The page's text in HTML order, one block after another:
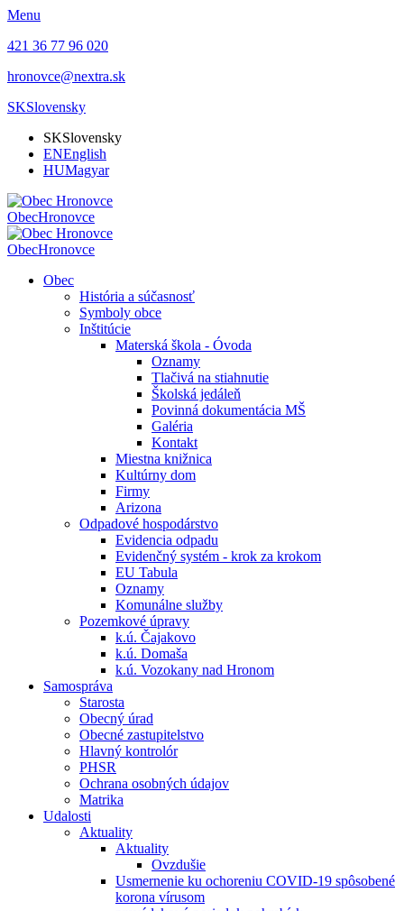
Menu
421 36 77 96 020
hronovce@nextra.sk
SKSlovensky
SKSlovensky
ENEnglish
HUMagyar
ObecHronovce
ObecHronovce
Obec
História a súčasnosť
Symboly obce
Inštitúcie
Materská škola - Óvoda
Oznamy
Tlačivá na stiahnutie
Školská jedáleň
Povinná dokumentácia MŠ
Galéria
Kontakt
Miestna knižnica
Kultúrny dom
Firmy
Arizona
Odpadové hospodárstvo
Evidencia odpadu
Evidenčný systém - krok za krokom
EU Tabula
Oznamy
Komunálne služby
Pozemkové úpravy
k.ú. Čajakovo
k.ú. Domaša
k.ú. Vozokany nad Hronom
Samospráva
Starosta
Obecný úrad
Obecné zastupitelstvo
Hlavný kontrolór
PHSR
Ochrana osobných údajov
Matrika
Udalosti
Aktuality
Aktuality
Ovzdušie
Usmernenie ku ochoreniu COVID-19 spôsobené
korona vírusom